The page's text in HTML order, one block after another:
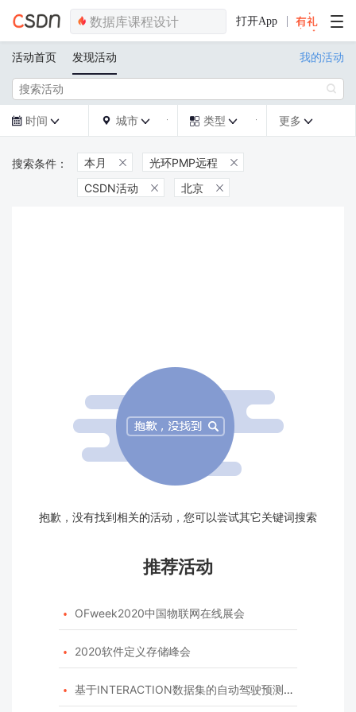
打开App
活动首页 发现活动 我的活动

 时间   城市   类型  更多 
本月  光环PMP远程 
CSDN活动  北京 
抱歉，没有找到相关的活动，您可以尝试其它关键词搜索
推荐活动
 OFweek2020中国物联网在线展会
 2020软件定义存储峰会
 基于INTERACTION数据集的自动驾驶预测模型挑战赛